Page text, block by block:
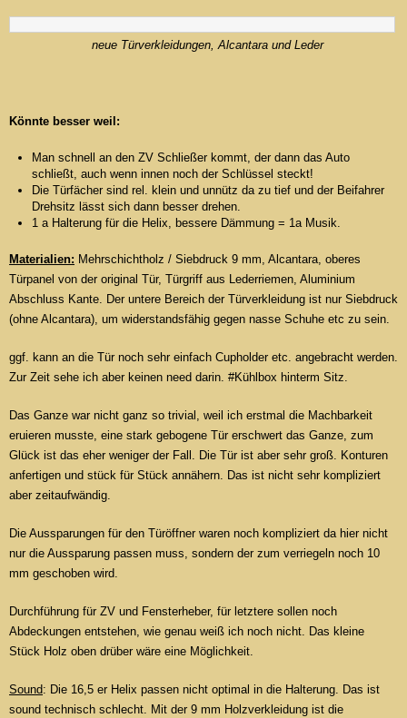
neue Türverkleidungen, Alcantara und Leder
Könnte besser weil:
Man schnell an den ZV Schließer kommt, der dann das Auto
schließt, auch wenn innen noch der Schlüssel steckt!
Die Türfächer sind rel. klein und unnütz da zu tief und der Beifahrer
Drehsitz lässt sich dann besser drehen.
1 a Halterung für die Helix, bessere Dämmung = 1a Musik.
Materialien: Mehrschichtholz / Siebdruck 9 mm, Alcantara, oberes
Türpanel von der original Tür, Türgriff aus Lederriemen, Aluminium
Abschluss Kante. Der untere Bereich der Türverkleidung ist nur Siebdruck
(ohne Alcantara), um widerstandsfähig gegen nasse Schuhe etc zu sein.
ggf. kann an die Tür noch sehr einfach Cupholder etc. angebracht werden.
Zur Zeit sehe ich aber keinen need darin. #Kühlbox hinterm Sitz.
Das Ganze war nicht ganz so trivial, weil ich erstmal die Machbarkeit
eruieren musste, eine stark gebogene Tür erschwert das Ganze, zum
Glück ist das eher weniger der Fall. Die Tür ist aber sehr groß. Konturen
anfertigen und stück für Stück annähern. Das ist nicht sehr kompliziert
aber zeitaufwändig.
Die Aussparungen für den Türöffner waren noch kompliziert da hier nicht
nur die Aussparung passen muss, sondern der zum verriegeln noch 10
mm geschoben wird.
Durchführung für ZV und Fensterheber, für letztere sollen noch
Abdeckungen entstehen, wie genau weiß ich noch nicht. Das kleine
Stück Holz oben drüber wäre eine Möglichkeit.
Sound: Die 16,5 er Helix passen nicht optimal in die Halterung. Das ist
sound technisch schlecht. Mit der 9 mm Holzverkleidung ist die